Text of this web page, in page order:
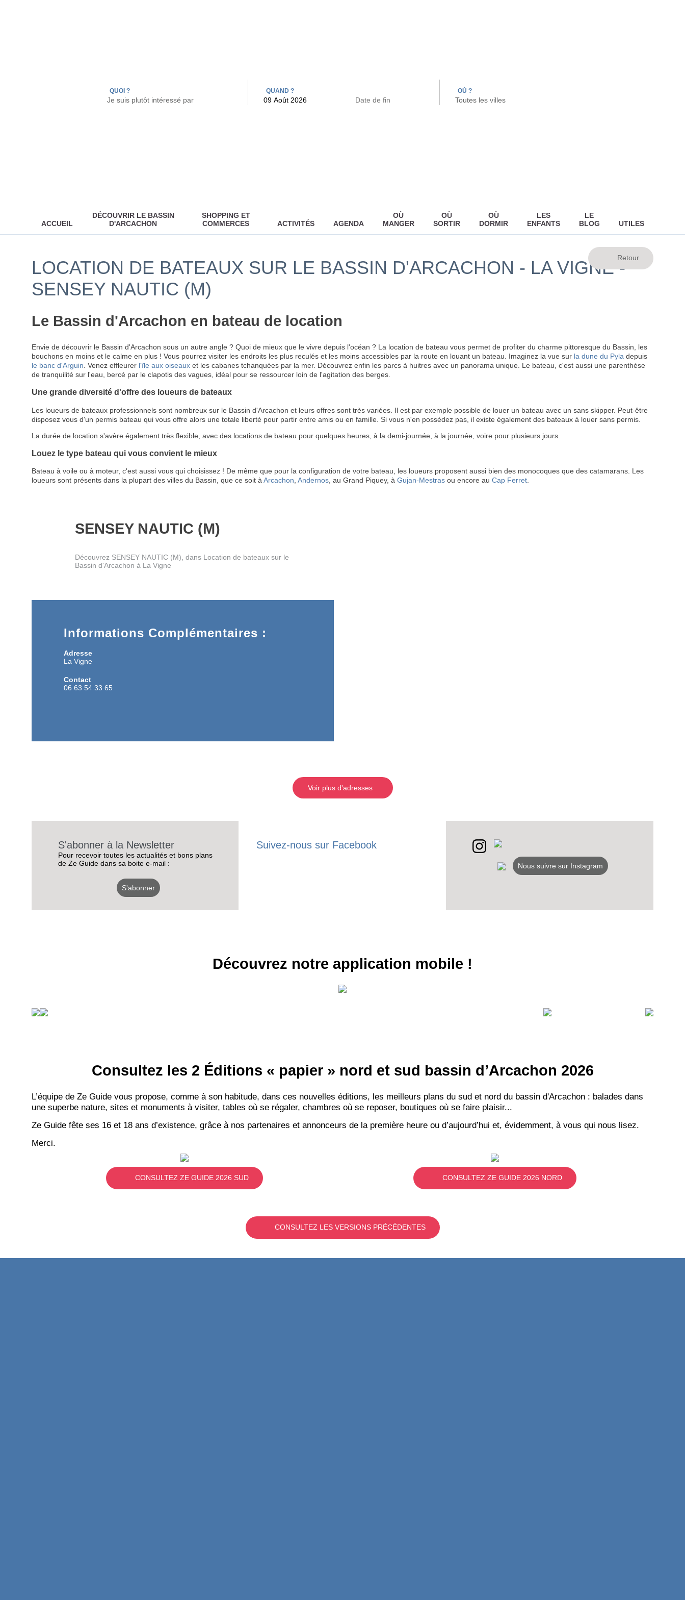
QUOI ? QUAND ? OÙ ?
ACCUEIL
DÉCOUVRIR LE BASSIN
D'ARCACHON
SHOPPING ET
COMMERCES
ACTIVITÉS AGENDA
OÙ
MANGER
OÙ
SORTIR
OÙ
DORMIR
LES
ENFANTS
LE
BLOG
UTILES
LOCATION DE BATEAUX SUR LE BASSIN D'ARCACHON - LA VIGNE -
SENSEY NAUTIC (M)
Le Bassin d'Arcachon en bateau de location
Envie de découvrir le Bassin d'Arcachon sous un autre angle ? Quoi de mieux que le vivre depuis l'océan ? La location de bateau vous permet de profiter du charme pittoresque du Bassin, les
bouchons en moins et le calme en plus ! Vous pourrez visiter les endroits les plus reculés et les moins accessibles par la route en louant un bateau. Imaginez la vue sur la dune du Pyla depuis
le banc d'Arguin . Venez effleurer l'île aux oiseaux et les cabanes tchanquées par la mer. Découvrez enfin les parcs à huitres avec un panorama unique. Le bateau, c'est aussi une parenthèse
de tranquilité sur l'eau, bercé par le clapotis des vagues, idéal pour se ressourcer loin de l'agitation des berges.
Une grande diversité d'offre des loueurs de bateaux
Les loueurs de bateaux professionnels sont nombreux sur le Bassin d'Arcachon et leurs offres sont très variées. Il est par exemple possible de louer un bateau avec un sans skipper. Peut-être
disposez vous d'un permis bateau qui vous offre alors une totale liberté pour partir entre amis ou en famille. Si vous n'en possédez pas, il existe également des bateaux à louer sans permis.
La durée de location s'avère également très flexible, avec des locations de bateau pour quelques heures, à la demi-journée, à la journée, voire pour plusieurs jours.
Louez le type bateau qui vous convient le mieux
Bateau à voile ou à moteur, c'est aussi vous qui choisissez ! De même que pour la configuration de votre bateau, les loueurs proposent aussi bien des monocoques que des catamarans. Les
loueurs sont présents dans la plupart des villes du Bassin, que ce soit àArcachon, Andernos, au Grand Piquey, à Gujan-Mestras ou encore au Cap Ferret.
SENSEY NAUTIC (M)
Découvrez SENSEY NAUTIC (M), dans Location de bateaux sur le
Bassin d'Arcachon à La Vigne
Informations Complémentaires :
Adresse
La Vigne
Contact
06 63 54 33 65
Voir plus d'adresses
S'abonner à la Newsletter
Pour recevoir toutes les actualités et bons plans
de Ze Guide dans sa boite e-mail :
S'abonner
Suivez-nous sur Facebook
Nous suivre sur Instagram
Découvrez notre application mobile !
Consultez les 2 Éditions « papier » nord et sud bassin d’Arcachon 2026
L’équipe de Ze Guide vous propose, comme à son habitude, dans ces nouvelles éditions, les meilleurs plans du sud et nord du bassin d'Arcachon : balades dans
une superbe nature, sites et monuments à visiter, tables où se régaler, chambres où se reposer, boutiques où se faire plaisir...
Ze Guide fête ses 16 et 18 ans d’existence, grâce à nos partenaires et annonceurs de la première heure ou d’aujourd’hui et, évidemment, à vous qui nous lisez.
Merci.
CONSULTEZ ZE GUIDE 2026 SUD CONSULTEZ ZE GUIDE 2026 NORD
CONSULTEZ LES VERSIONS PRÉCÉDENTES